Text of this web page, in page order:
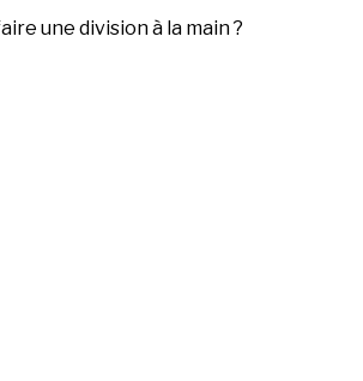
une division à la main ?